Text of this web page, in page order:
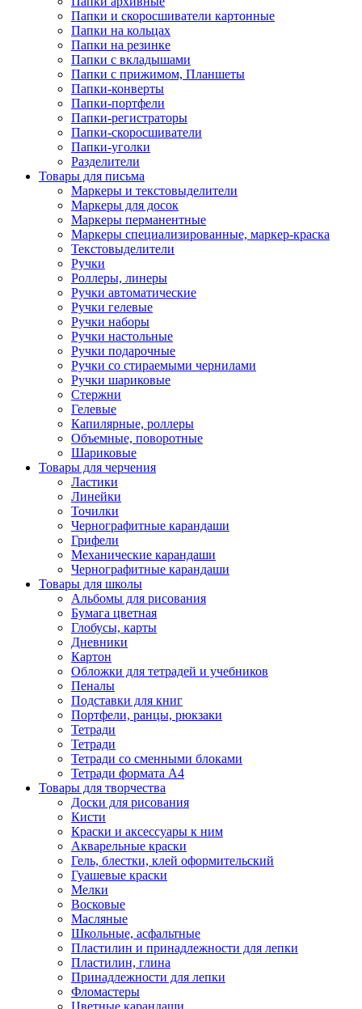
Папки и скоросшиватели картонные
Папки на кольцах
Папки на резинке
Папки с вкладышами
Папки с прижимом, Планшеты
Папки-конверты
Папки-портфели
Папки-регистраторы
Папки-скоросшиватели
Папки-уголки
Разделители
Товары для письма
Маркеры и текстовыделители
Маркеры для досок
Маркеры перманентные
Маркеры специализированные, маркер-краска
Текстовыделители
Ручки
Роллеры, линеры
Ручки автоматические
Ручки гелевые
Ручки наборы
Ручки настольные
Ручки подарочные
Ручки со стираемыми чернилами
Ручки шариковые
Стержни
Гелевые
Капилярные, роллеры
Объемные, поворотные
Шариковые
Товары для черчения
Ластики
Линейки
Точилки
Чернографитные карандаши
Грифели
Механические карандаши
Чернографитные карандаши
Товары для школы
Альбомы для рисования
Бумага цветная
Глобусы, карты
Дневники
Картон
Обложки для тетрадей и учебников
Пеналы
Подставки для книг
Портфели, ранцы, рюкзаки
Тетради
Тетради
Тетради со сменными блоками
Тетради формата А4
Товары для творчества
Доски для рисования
Кисти
Краски и аксессуары к ним
Акварельные краски
Гель, блестки, клей оформительский
Гуашевые краски
Мелки
Восковые
Масляные
Школьные, асфальтные
Пластилин и принадлежности для лепки
Пластилин, глина
Принадлежности для лепки
Фломастеры
Цветные карандаши